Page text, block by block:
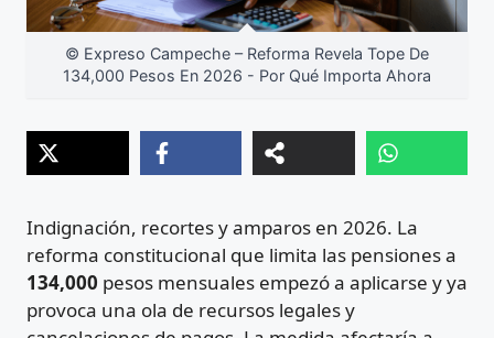
© Expreso Campeche – Reforma Revela Tope De
134,000 Pesos En 2026 - Por Qué Importa Ahora
Indignación, recortes y amparos en 2026. La
reforma constitucional que limita las pensiones a
134,000 pesos mensuales empezó a aplicarse y ya
provoca una ola de recursos legales y